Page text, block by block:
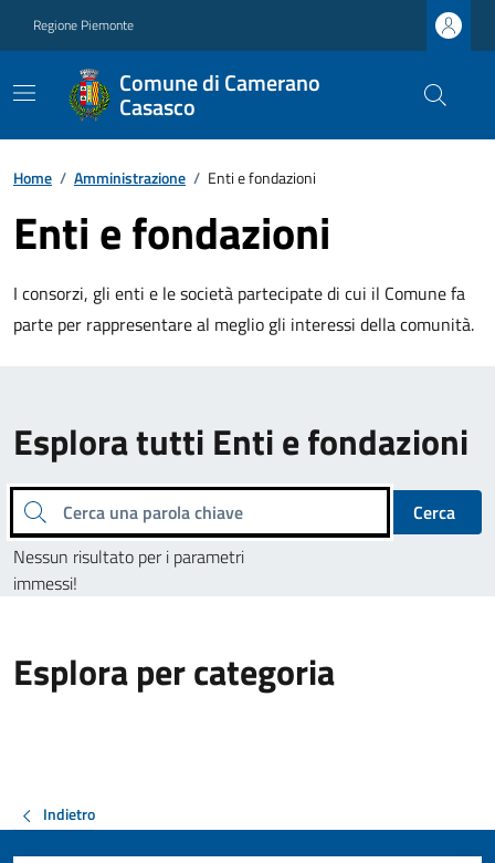
Regione Piemonte
Comune di Camerano
Casasco
Home / Amministrazione / Enti e fondazioni
Enti e fondazioni
I consorzi, gli enti e le società partecipate di cui il Comune fa
parte per rappresentare al meglio gli interessi della comunità.
Esplora tutti Enti e fondazioni
Cerca una parola chiave
Cerca
Nessun risultato per i parametri
immessi!
Esplora per categoria
Indietro